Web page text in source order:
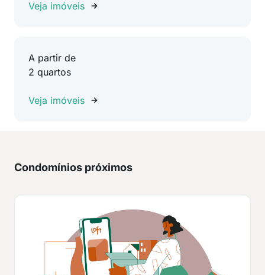
Veja imóveis
A partir de
2 quartos
Veja imóveis
Condomínios próximos